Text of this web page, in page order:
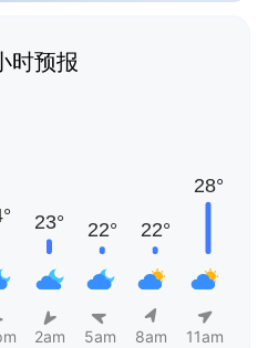
时预报
2am 5am 8am 11am